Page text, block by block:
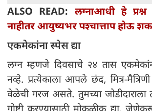
ALSO READ: लग्नाआधी हे प्रश्न
नाहीतर आयुष्यभर पश्चात्ताप होऊ
एकमेकांना स्पेस द्या
लग्न म्हणजे दिवसाचे २४ तास
नव्हे. प्रत्येकाला आपले छंद, मित्र-
वेळेची गरज असते. तुमच्या जोडीदाराला
गोष्टी करण्यासाठी मोकळीक द्या,